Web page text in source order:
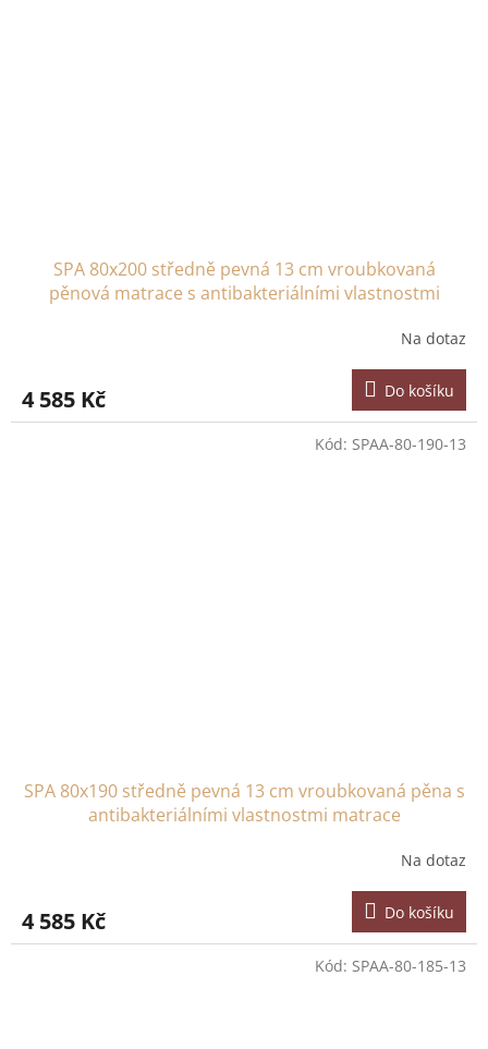
SPA 80x200 středně pevná 13 cm vroubkovaná
pěnová matrace s antibakteriálními vlastnostmi
Na dotaz
4 585 Kč Do košíku
SPA 80x190 středně pevná 13 cm vroubkovaná pěna s
antibakteriálními vlastnostmi matrace
Na dotaz
4 585 Kč Do košíku
Kód: SPAA-80-190-13
Kód: SPAA-80-185-13